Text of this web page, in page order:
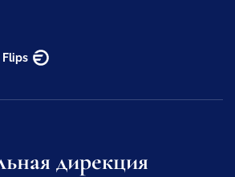
Flips
дирекция